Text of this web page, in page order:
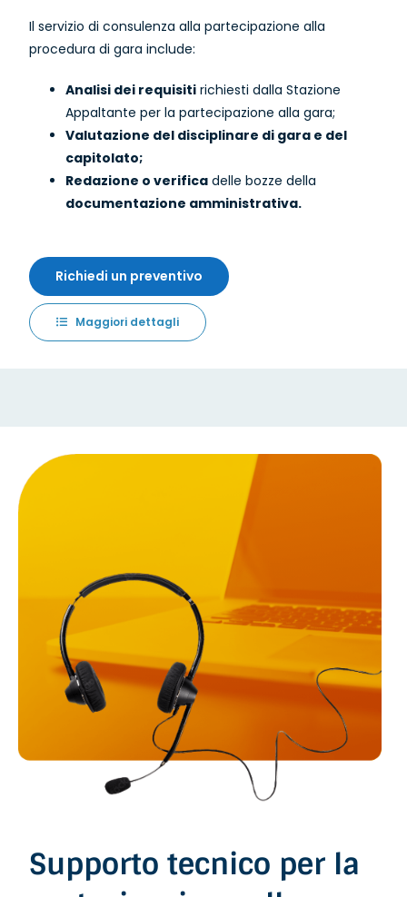
Il servizio di consulenza alla partecipazione alla
procedura di gara include:
Analisi dei requisiti richiesti dalla Stazione
Appaltante per la partecipazione alla gara;
Valutazione del disciplinare di gara e del
capitolato;
Redazione o verifica delle bozze della
documentazione amministrativa.
Richiedi un preventivo
Maggiori dettagli
Supporto tecnico per la